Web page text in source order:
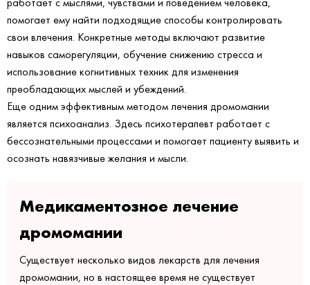
работает с мыслями, чувствами и поведением человека,
помогает ему найти подходящие способы контролировать
свои влечения. Конкретные методы включают развитие
навыков саморегуляции, обучение снижению стресса и
использование когнитивных техник для изменения
преобладающих мыслей и убеждений.
Еще одним эффективным методом лечения дромомании
является психоанализ. Здесь психотерапевт работает с
бессознательными процессами и помогает пациенту выявить и
осознать навязчивые желания и мысли.
Медикаментозное лечение
дромомании
Существует несколько видов лекарств для лечения
дромомании, но в настоящее время не существует